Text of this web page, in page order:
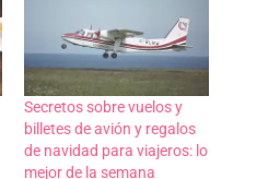
Secretos sobre vuelos y
billetes de avión y regalos
de navidad para viajeros: lo
mejor de la semana